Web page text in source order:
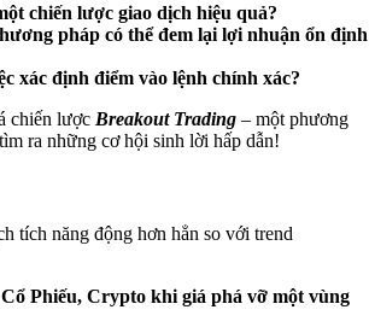
chiến lược giao dịch hiệu quả?
pháp có thể đem lại lợi nhuận ổn định
xác định điểm vào lệnh chính xác?
chiến lược Breakout Trading – một phương
ra những cơ hội sinh lời hấp dẫn!
tích năng động hơn hẳn so với trend
Phiếu, Crypto khi giá phá vỡ một vùng